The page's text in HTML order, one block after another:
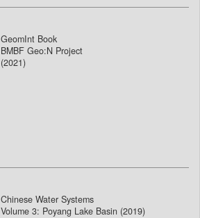
GeomInt Book
BMBF Geo:N Project
(2021)
Chinese Water Systems
Volume 3: Poyang Lake Basin (2019)